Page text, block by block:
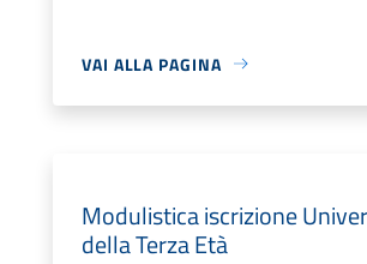
VAI ALLA PAGINA
Modulistica iscrizione
della Terza Età